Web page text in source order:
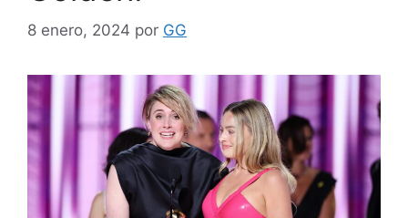
8 enero, 2024 por GG